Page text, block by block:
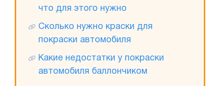
что для этого нужно
Сколько нужно краски для
покраски автомобиля
Какие недостатки у покраски
автомобиля баллончиком